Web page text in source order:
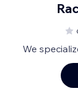
We